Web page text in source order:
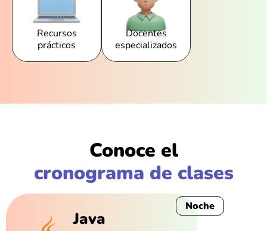
Recursos
prácticos
Docentes
especializados
Conoce el
cronograma de clases
Java
Noche